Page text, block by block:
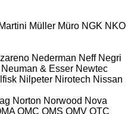
Müller Müro NGK NKO
Nederman Neff Negri
Neuman & Esser Newtec
Nilpeter Nirotech Nissan
Norton Norwood Nova
OMC OMS OMV OTC